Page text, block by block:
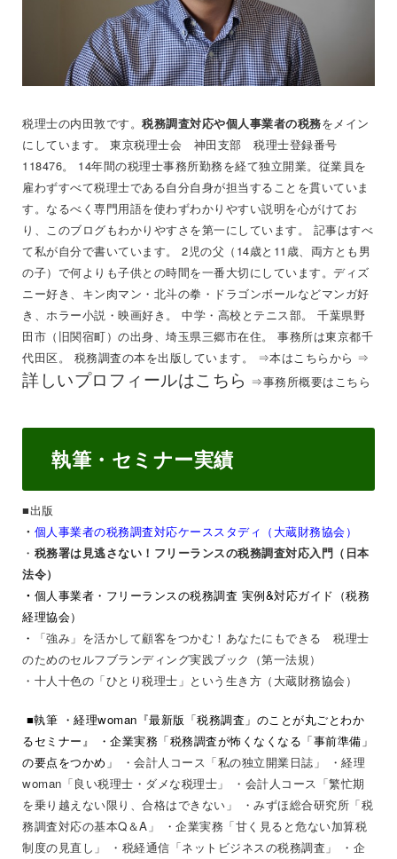
税理士の内田敦です。 税務調査対応や個人事業者の税務をメイン
にしています。 東京税理士会 神田支部 税理士登録番号
118476。 14年間の税理士事務所勤務を経て独立開業。従業員を
雇わずすべて税理士である自分自身が担当することを貫いていま
す。なるべく専門用語を使わずわかりやすい説明を心がけてお
り、このブログもわかりやすさを第一にしています。 記事はすべ
て私が自分で書いています。 2児の父（14歳と11歳、両方とも男
の子）で何よりも子供との時間を一番大切にしています。ディズ
ニー好き、キン肉マン・北斗の拳・ドラゴンボールなどマンガ好
き、ホラー小説・映画好き。 中学・高校とテニス部。 千葉県野
田市（旧関宿町）の出身、埼玉県三郷市在住。 事務所は東京都千
代田区。 税務調査の本を出版しています。 ⇒本はこちらから ⇒
詳しいプロフィールはこちら ⇒事務所概要はこちら
執筆・セミナー実績
■出版
・ 個人事業者の税務調査対応ケーススタディ（大蔵財務協会）
・ 税務署は見逃さない！フリーランスの税務調査対応入門（日本
法令）
・ 個人事業者・フリーランスの税務調査 実例&対応ガイド（税務
経理協会）
・
「強み」を活かして顧客をつかむ！あなたにもできる 税理士
のためのセルフブランディング実践ブック（第一法規）
・ 十人十色の「ひとり税理士」という生き方（大蔵財務協会）
■執筆 ・経理woman『最新版「税務調査」のことが丸ごとわか
るセミナー』
・企業実務「税務調査が怖くなくなる「事前準備」
の要点をつかめ」
・会計人コース「私の独立開業日誌」
・経理
woman「良い税理士・ダメな税理士」
・会計人コース「繁忙期
を乗り越えない限り、合格はできない」
・みずほ総合研究所「税
務調査対応の基本Q＆A」 ・企業実務「甘く見ると危ない加算税
制度の見直し」 ・税経通信「ネットビジネスの税務調査」 ・企